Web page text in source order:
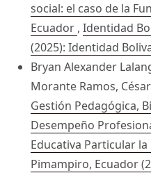
social: el caso de la
Ecuador , Identidad
(2025): Identidad
Bryan Alexander
Morante Ramos,
Gestión Pedagógica,
Desempeño
Educativa Particular
Pimampiro, Ecuador